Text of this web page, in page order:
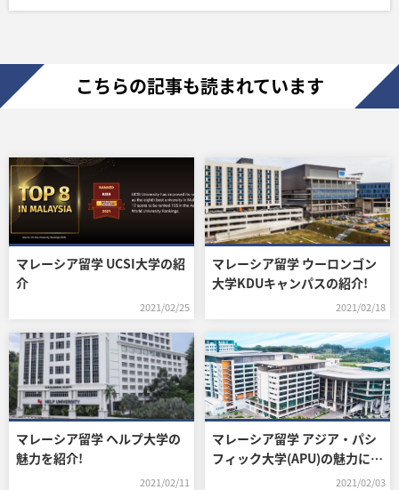
こちらの記事も読まれています
マレーシア留学 UCSI大学の紹
介
2021/02/25
マレーシア留学 ウーロンゴン
大学KDUキャンパスの紹介!
2021/02/18
マレーシア留学 ヘルプ大学の
魅力を紹介!
2021/02/11
マレーシア留学 アジア・パシ
フィック大学(APU)の魅力につ
2021/02/03